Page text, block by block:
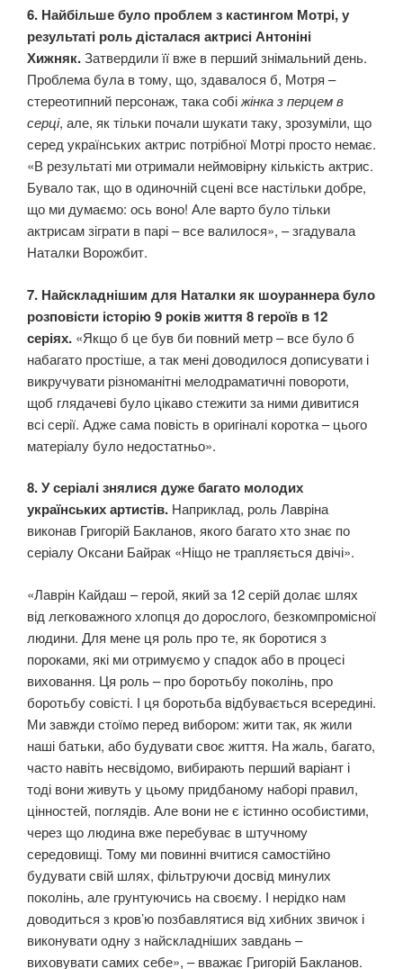
6. Найбільше було проблем з кастингом Мотрі, у
результаті роль дісталася актрисі Антоніні
Хижняк.Затвердили її вже в перший знімальний день.
Проблема була в тому, що, здавалося б, Мотря –
стереотипний персонаж, така собіжінка з перцем в
серці, але, як тільки почали шукати таку, зрозуміли, що
серед українських актрис потрібної Мотрі просто немає.
«В результаті ми отримали неймовірну кількість актрис.
Бувало так, що в одиночній сцені все настільки добре,
що ми думаємо: ось воно! Але варто було тільки
актрисам зіграти в парі – все валилося», – згадувала
Наталки Ворожбит.
7. Найскладнішим для Наталки як шоураннера було
розповісти історію 9 років життя 8 героїв в 12
серіях. «Якщо б це був би повний метр – все було б
набагато простіше, а так мені доводилося дописувати і
викручувати різноманітні мелодраматичні повороти,
щоб глядачеві було цікаво стежити за ними дивитися
всі серії. Адже сама повість в оригіналі коротка – цього
матеріалу було недостатньо».
8. У серіалі знялися дуже багато молодих
українських артистів. Наприклад, роль Лавріна
виконав Григорій Бакланов, якого багато хто знає по
серіалу Оксани Байрак «Ніщо не трапляється двічі».
«Лаврін Кайдаш – герой, який за 12 серій долає шлях
від легковажного хлопця до дорослого, безкомпромісної
людини. Для мене ця роль про те, як боротися з
пороками, які ми отримуємо у спадок або в процесі
виховання. Ця роль – про боротьбу поколінь, про
боротьбу совісті. І ця боротьба відбувається всередині.
Ми завжди стоїмо перед вибором: жити так, як жили
наші батьки, або будувати своє життя. На жаль, багато,
часто навіть несвідомо, вибирають перший варіант і
тоді вони живуть у цьому придбаному наборі правил,
цінностей, поглядів. Але вони не є істинно особистими,
через що людина вже перебуває в штучному
середовищі. Тому ми повинні вчитися самостійно
будувати свій шлях, фільтруючи досвід минулих
поколінь, але грунтуючись на своєму. І нерідко нам
доводиться з кров’ю позбавлятися від хибних звичок і
виконувати одну з найскладніших завдань –
виховувати самих себе», – вважає Григорій Бакланов.